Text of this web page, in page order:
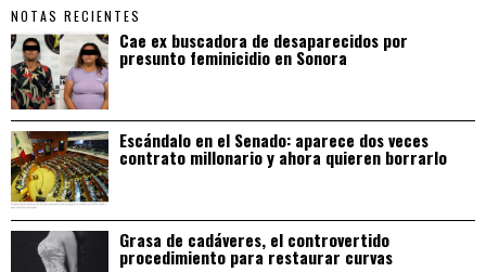
NOTAS RECIENTES
Cae ex buscadora de desaparecidos por
presunto feminicidio en Sonora
Escándalo en el Senado: aparece dos veces
contrato millonario y ahora quieren borrarlo
Grasa de cadáveres, el controvertido
procedimiento para restaurar curvas